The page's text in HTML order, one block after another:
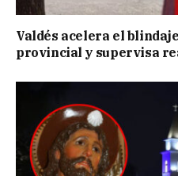
Valdés acelera el
provincial y supervisa